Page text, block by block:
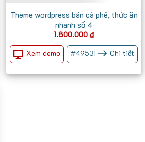
Theme wordpress bán cà phê, thức ăn
nhanh số 4
1.800.000 ₫
Xem demo
#49531 Chi tiết